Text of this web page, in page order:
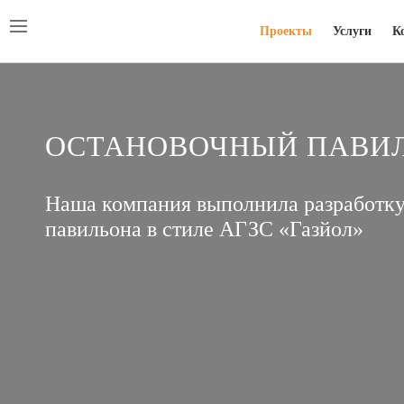
Блог
Контакты
Проекты Услуги
ОСТАНОВОЧНЫЙ
Наша компания выполнила
павильона в стиле АГЗС «Газйол»